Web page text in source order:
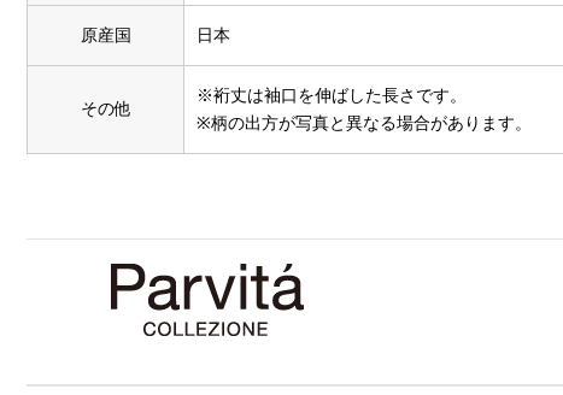
原産国 日本
その他
※裄丈は袖口を伸ばした長さです。
※柄の出方が写真と異なる場合があります。